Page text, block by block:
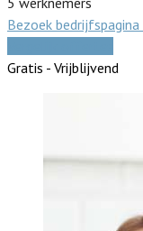
Bezoek bedrijfspagina
Gratis - Vrijblijvend